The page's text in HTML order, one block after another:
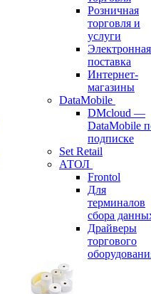
Розничная
торговля и
услуги
Электронная
поставка
Интернет-
магазины
DataMobile
DMcloud —
DataMobile
подписке
Set Retail
АТОЛ
Frontol
Для
терминалов
сбора
Драйверы
торгового